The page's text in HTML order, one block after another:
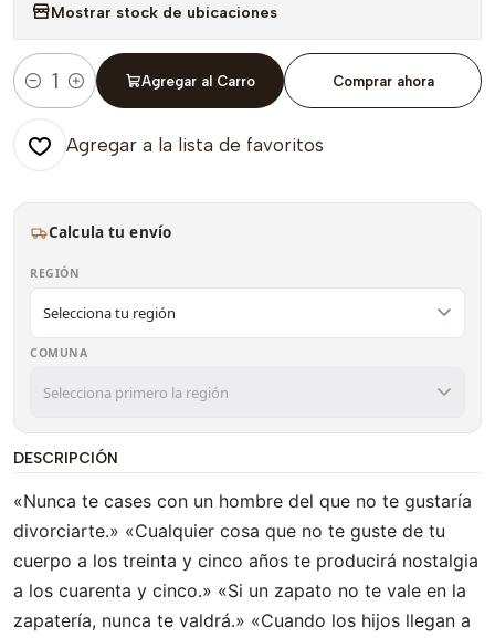
Mostrar stock de ubicaciones
Cantidad
Agregar al Carro Comprar ahora
Agregar a la lista de favoritos
Calcula tu envío
REGIÓN
COMUNA
DESCRIPCIÓN
«Nunca te cases con un hombre del que no te gustaría
divorciarte.» «Cualquier cosa que no te guste de tu
cuerpo a los treinta y cinco años te producirá nostalgia
a los cuarenta y cinco.» «Si un zapato no te vale en la
zapatería, nunca te valdrá.» «Cuando los hijos llegan a